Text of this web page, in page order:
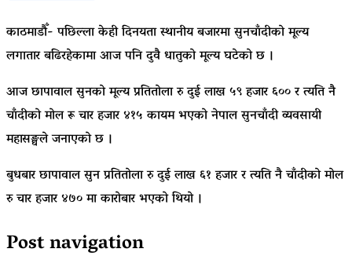
काठमाडौँ- पछिल्ला केही दिनयता स्थानीय बजारमा सुनचाँदीको मूल्य
लगातार बढिरहेकामा आज पनि दुवै धातुको मूल्य घटेको छ ।
आज छापावाल सुनको मूल्य प्रतितोला रु दुई लाख ५९ हजार ६०० र त्यति नै
चाँदीको मोल रू चार हजार ४१५ कायम भएको नेपाल सुनचाँदी व्यवसायी
महासङ्घले जनाएको छ ।
बुधबार छापावाल सुन प्रतितोला रु दुई लाख ६१ हजार र त्यति नै चाँदीको मोल
रु चार हजार ४७० मा कारोबार भएको थियो ।
Post navigation